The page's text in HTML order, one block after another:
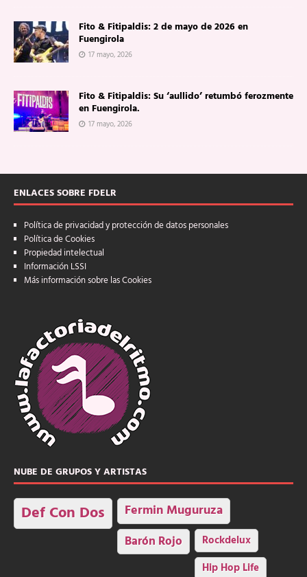
Fito & Fitipaldis: 2 de mayo de 2026 en
Fuengirola
17 mayo, 2026
Fito & Fitipaldis: Su ‘aullido’ retumbó ferozmente
en Fuengirola.
17 mayo, 2026
ENLACES SOBRE FDELR
Política de privacidad y protección de datos personales
Política de Cookies
Propiedad intelectual
Información LSSI
Más información sobre las Cookies
NUBE DE GRUPOS Y ARTISTAS
Def Con Dos Fermin Muguruza
Barón Rojo Rockdelux
Hip Hop Life